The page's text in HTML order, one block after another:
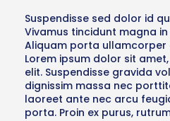
Suspendisse sed dolor id
Vivamus tincidunt magna
Aliquam porta ullamcorper
Lorem ipsum dolor sit
elit. Suspendisse gravida
dignissim massa nec
laoreet ante nec arcu
porta. Proin ex purus,